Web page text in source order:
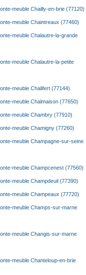
meuble Chailly-en-brie (77120)
meuble Chaintreaux (77460)
meuble Chalautre-la-grande
meuble Chalautre-la-petite
meuble Chalifert (77144)
meuble Chalmaison (77650)
meuble Chambry (77910)
meuble Chamigny (77260)
meuble Champagne-sur-seine
meuble Champcenest (77560)
meuble Champdeuil (77390)
meuble Champeaux (77720)
meuble Champs-sur-marne
meuble Changis-sur-marne
meuble Chanteloup-en-brie